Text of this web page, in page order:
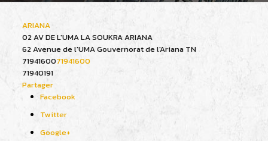
ARIANA
02 AV DE L'UMA LA SOUKRA ARIANA
62 Avenue de l'UMAGouvernorat de l'Ariana TN
7194160071941600
71940191
Partager
Facebook
Twitter
Google+